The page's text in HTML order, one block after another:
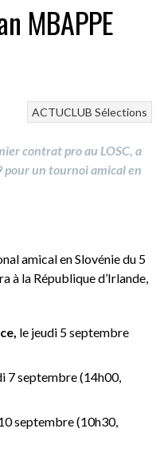
MBAPPE
ACTUCLUB Sélections
contrat pro au LOSC, a
pour un tournoi amical en
amical en Slovénie du 5
à la République d’Irlande,
le jeudi 5 septembre
7 septembre (14h00,
septembre (10h30,